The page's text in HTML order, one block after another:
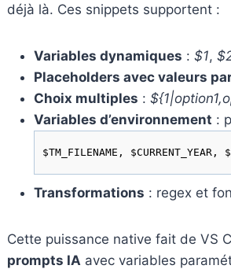
déjà là. Ces snippets supportent :
Variables dynamiques : $1,
Placeholders avec valeurs
Choix multiples :
Variables d’environnement :
$TM_FILENAME, $CURRENT_YEAR,
Transformations : regex et
Cette puissance native fait de VS
prompts IA avec variables